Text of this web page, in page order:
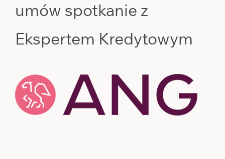
umów spotkanie z
Ekspertem Kredytowym